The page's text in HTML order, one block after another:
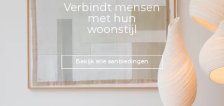
Verbindt mensen
met hun
woonstijl
Bekijk alle aanbiedingen